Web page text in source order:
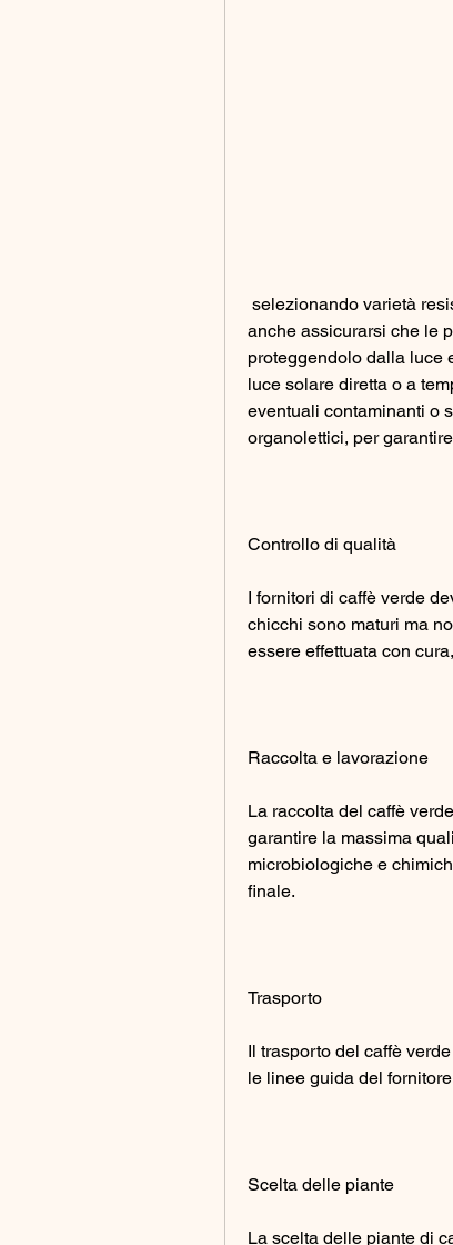
anche assicurarsi che le
proteggendolo dalla luce
luce solare diretta o a
eventuali contaminanti o
organolettici, per
Controllo di qualità
I fornitori di caffè verde
chicchi sono maturi ma
essere effettuata con
Raccolta e lavorazione
La raccolta del caffè
garantire la massima
microbiologiche e
finale.
Trasporto
Il trasporto del caffè
le linee guida del
Scelta delle piante
La scelta delle piante di